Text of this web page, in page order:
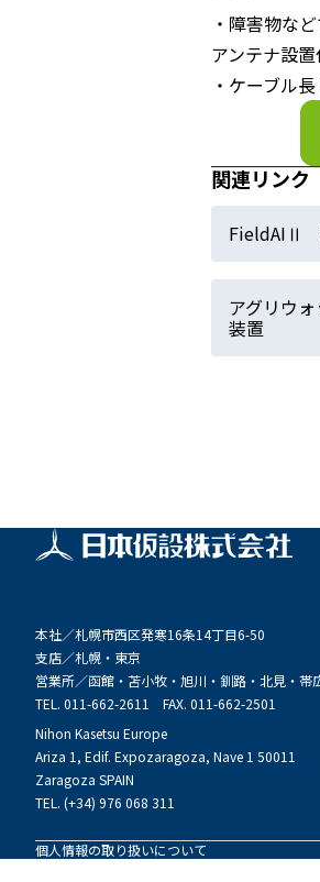
・障害物な
アンテナ設
・ケーブル
関連リンク
FieldAIⅡ
アグリウ
装置
本社／札幌市西区発寒16条14丁目6-50
支店／札幌・東京
営業所／函館・苫小牧・旭川・釧路・北見・帯
TEL. 011-662-2611 FAX. 011-662-2501
Nihon Kasetsu Europe
Ariza 1, Edif. Expozaragoza, Nave 1 50011
Zaragoza SPAIN
TEL. (+34) 976 068 311
個人情報の取り扱いについて